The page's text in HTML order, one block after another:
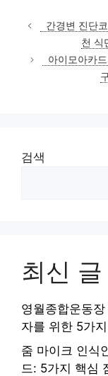
간경변 진단
천 식
아이모아카
검색
최신 글
영월종합운동
자를 위한 5가
줌 마이크 인식
드: 5가지 핵심